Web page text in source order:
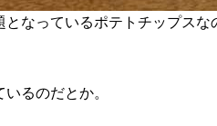
なっているポテトチップス
るのだとか。